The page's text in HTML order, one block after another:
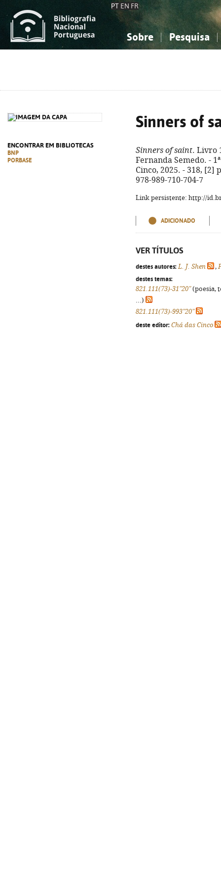
PT EN FR
Sobre Pesquisa
ENCONTRAR EM BIBLIOTECAS
BNP
PORBASE
Sinners of
Sinners of saint. Livro
Fernanda Semedo. -
Cinco, 2025. - 318, [2]
978-989-710-704-7
Link persistente: http://
ADICIONADO
VER TÍTULOS
destes autores: L. J. Shen ,
destes temas:
821.111(73)-31"20"(poesia,
...)
821.111(73)-993"20"
deste editor: Chá das Cinco